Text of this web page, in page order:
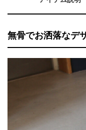
無骨でお洒落なデ